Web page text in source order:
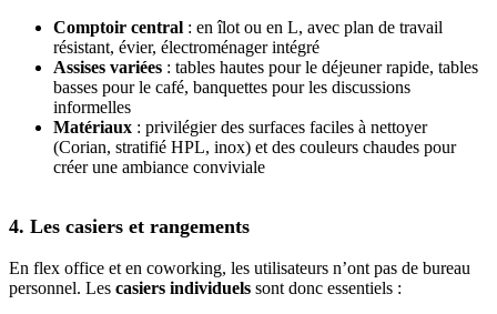
Comptoir central : en îlot ou en L, avec plan de travail
résistant, évier, électroménager intégré
Assises variées : tables hautes pour le déjeuner rapide, tables
basses pour le café, banquettes pour les discussions
informelles
Matériaux : privilégier des surfaces faciles à nettoyer
(Corian, stratifié HPL, inox) et des couleurs chaudes pour
créer une ambiance conviviale
4. Les casiers et rangements
En flex office et en coworking, les utilisateurs n’ont pas de bureau
personnel. Les casiers individuels sont donc essentiels :